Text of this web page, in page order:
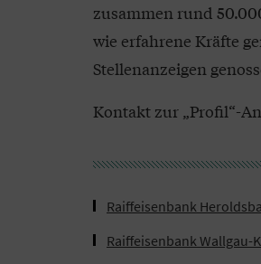
zusammen rund
wie erfahrene Kräfte
Stellenanzeigen
Kontakt zur „Profil“-
Raiffeisenbank
Raiffeisenbank Wallgau-